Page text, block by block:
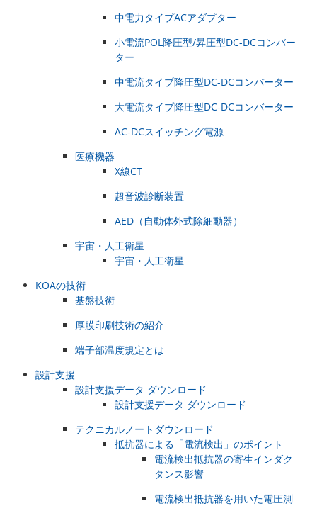
中電力タイプACアダプター
小電流POL降圧型/昇圧型DC-DCコンバー
ター
中電流タイプ降圧型DC-DCコンバーター
大電流タイプ降圧型DC-DCコンバーター
AC-DCスイッチング電源
医療機器
X線CT
超音波診断装置
AED（自動体外式除細動器）
宇宙・人工衛星
宇宙・人工衛星
KOAの技術
基盤技術
厚膜印刷技術の紹介
端子部温度規定とは
設計支援
設計支援データ ダウンロード
設計支援データ ダウンロード
テクニカルノートダウンロード
抵抗器による「電流検出」のポイント
電流検出抵抗器の寄生インダク
タンス影響
電流検出抵抗器を用いた電圧測